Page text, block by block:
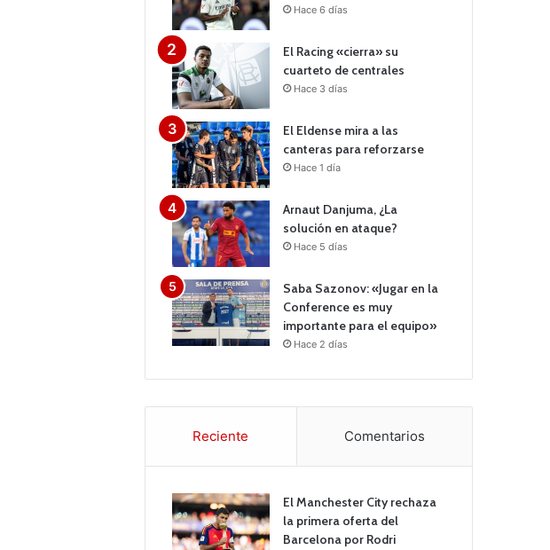
Hace 6 días
El Racing «cierra» su
cuarteto de centrales
Hace 3 días
El Eldense mira a las
canteras para reforzarse
Hace 1 día
Arnaut Danjuma, ¿La
solución en ataque?
Hace 5 días
Saba Sazonov: «Jugar en la
Conference es muy
importante para el equipo»
Hace 2 días
Reciente Comentarios
El Manchester City rechaza
la primera oferta del
Barcelona por Rodri